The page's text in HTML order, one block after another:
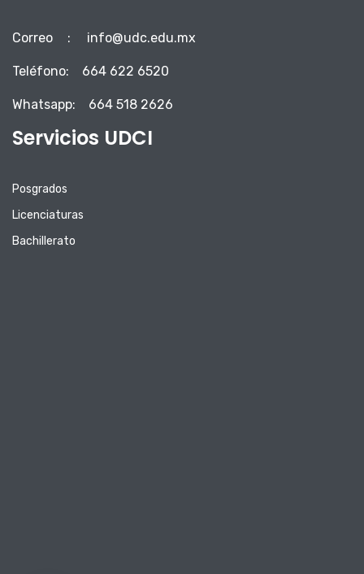
Correo : info@udc.edu.mx
Teléfono: 664 622 6520
Whatsapp: 664 518 2626
Servicios UDCI
Posgrados
Licenciaturas
Bachillerato